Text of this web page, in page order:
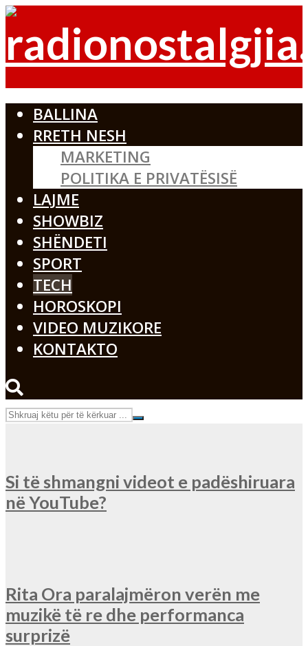
BALLINA
RRETH NESH
MARKETING
POLITIKA E PRIVATËSISË
LAJME
SHOWBIZ
SHËNDETI
SPORT
TECH
HOROSKOPI
VIDEO MUZIKORE
KONTAKTO
Si të shmangni videot e padëshiruara
në YouTube?
Rita Ora paralajmëron verën me
muzikë të re dhe performanca
surprizë